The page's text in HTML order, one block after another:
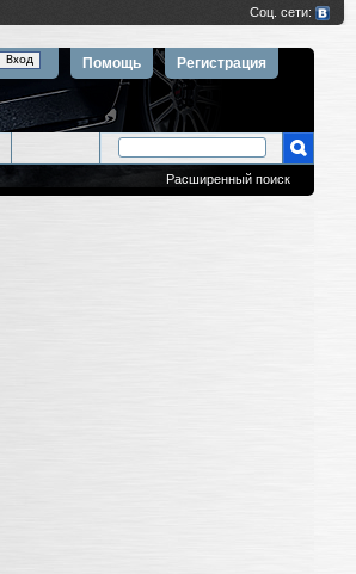
Регистрация
Помощь
Расширенный поиск